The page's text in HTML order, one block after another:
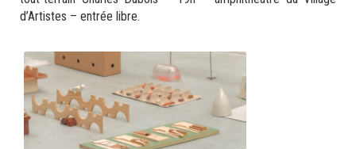
d’Artistes – entrée libre.